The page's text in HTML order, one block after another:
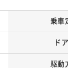
乗車
ド
駆動